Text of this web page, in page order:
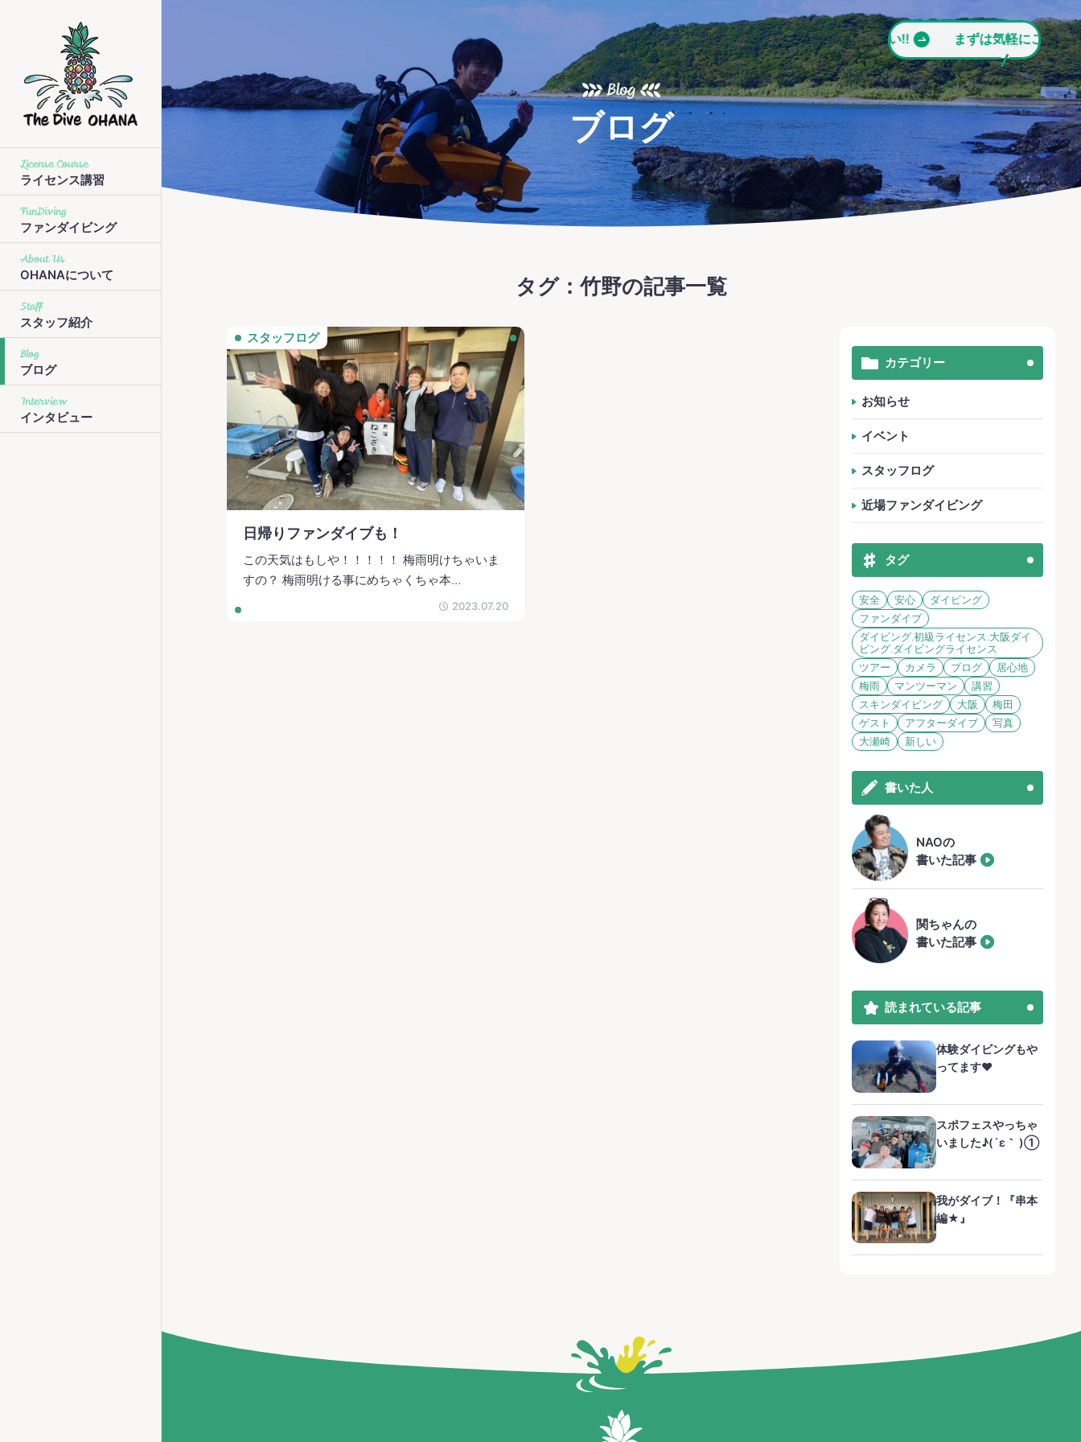
License Course
ライセンス講習
FunDiving
ファンダイビング
About Us
OHANAについて
Staff
スタッフ紹介
Blog
ブログ
Interview
インタビュー
まずは気軽にご相談ください!! まずは気軽にご相談くだ
Blog
ブログ
タグ：竹野の記事一覧
スタッフログ
日帰りファンダイブも！
この天気はもしや！！！！！ 梅雨明けちゃいま
すの？ 梅雨明ける事にめちゃくちゃ本…
2023.07.20
カテゴリー
お知らせ
イベント
スタッフログ
近場ファンダイビング
タグ
安全 安心
ダイビング
ファンダイブ
ダイビング.初級ライセンス.大阪ダイ
ビング.ダイビングライセンス
ツアー
カメラ ブログ
居心地
梅雨
マンツーマン
講習
スキンダイビング
大阪
梅田
ゲスト
アフターダイブ
写真
大瀬崎
新しい
書いた人
NAOの
書いた記事
関ちゃんの
書いた記事
読まれている記事
体験ダイビングもや
ってます❤️
スポフェスやっちゃ
いました♪(´ε｀ )①
我がダイブ！『串本
編★』